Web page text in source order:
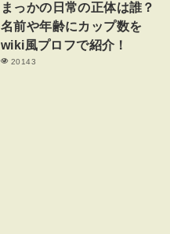
まっかの日常の正体は誰？
名前や年齢にカップ数を
wiki風プロフで紹介！
20143